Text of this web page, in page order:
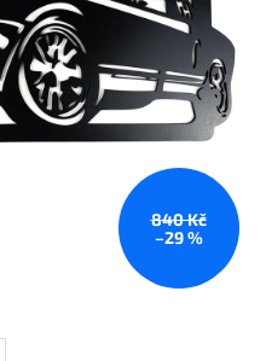
840 Kč
–29 %